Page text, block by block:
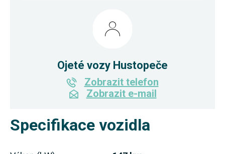
Specifikace vozidla
Ojeté vozy Hustopeče
Zobrazit telefon
Zobrazit e-mail